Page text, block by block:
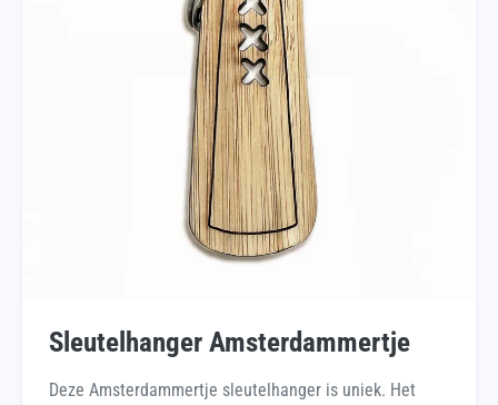
Sleutelhanger Amsterdammertje
Deze Amsterdammertje sleutelhanger is uniek. Het